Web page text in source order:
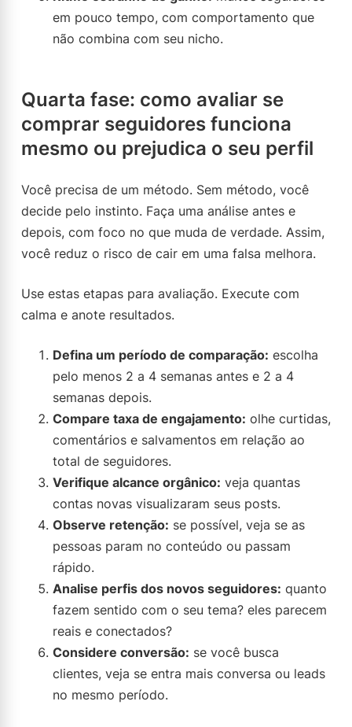
em pouco tempo, com comportamento que
não combina com seu nicho.
Quarta fase: como avaliar se
comprar seguidores funciona
mesmo ou prejudica o seu perfil
Você precisa de um método. Sem método, você
decide pelo instinto. Faça uma análise antes e
depois, com foco no que muda de verdade. Assim,
você reduz o risco de cair em uma falsa melhora.
Use estas etapas para avaliação. Execute com
calma e anote resultados.
Defina um período de comparação: escolha
pelo menos 2 a 4 semanas antes e 2 a 4
semanas depois.
Compare taxa de engajamento: olhe curtidas,
comentários e salvamentos em relação ao
total de seguidores.
Verifique alcance orgânico: veja quantas
contas novas visualizaram seus posts.
Observe retenção: se possível, veja se as
pessoas param no conteúdo ou passam
rápido.
Analise perfis dos novos seguidores: quanto
fazem sentido com o seu tema? eles parecem
reais e conectados?
Considere conversão: se você busca
clientes, veja se entra mais conversa ou leads
no mesmo período.